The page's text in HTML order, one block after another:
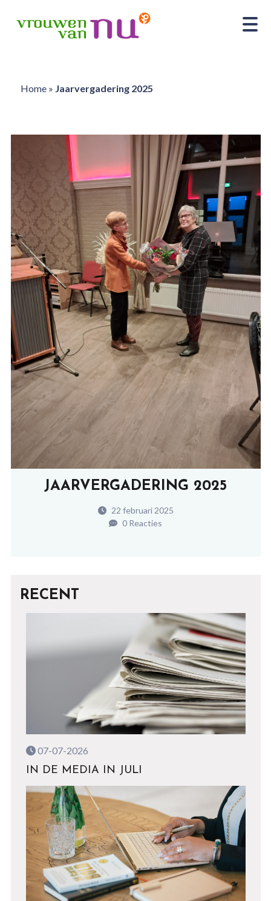
Home» Jaarvergadering 2025
JAARVERGADERING 2025
22 februari 2025
0 Reacties
RECENT
07-07-2026
IN DE MEDIA IN JULI